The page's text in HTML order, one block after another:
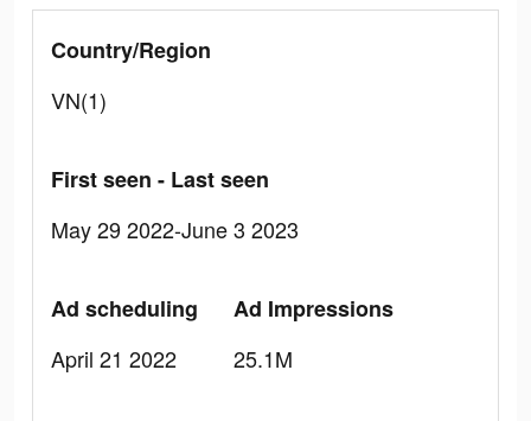
Country/Region
VN(1)
First seen - Last seen
May 29 2022-June 3 2023
Ad scheduling
April 21 2022
Ad Impressions
25.1M